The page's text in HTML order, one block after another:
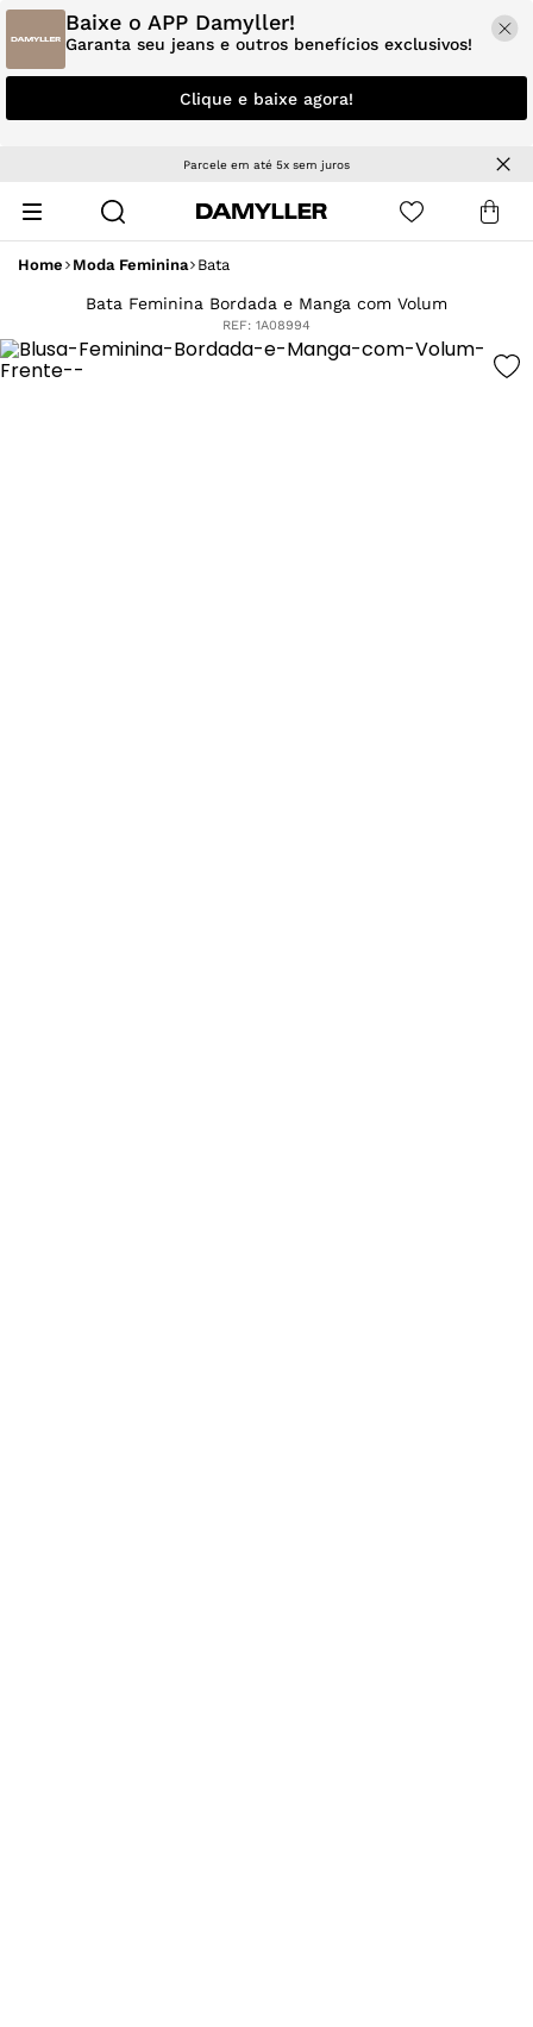
Baixe o APP Damyller!
Garanta seu jeans e outros benefícios exclusivos!
Clique e baixe agora!
Parcele em até 5x sem juros
Home Moda Feminina Bata
Bata Feminina Bordada e Manga com Volum
REF: 1A08994